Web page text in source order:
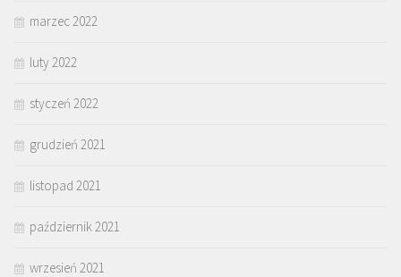
marzec 2022
luty 2022
styczeń 2022
grudzień 2021
listopad 2021
październik 2021
wrzesień 2021